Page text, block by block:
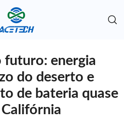
futuro: energia
do deserto e
de bateria quase